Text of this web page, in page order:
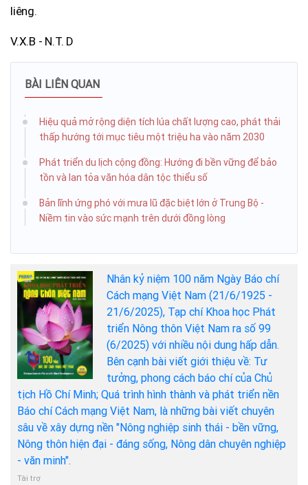
liêng.
V.X.B - N.T. D
BÀI LIÊN QUAN
Hiệu quả mở rộng diện tích lúa chất lượng cao, phát thải
thấp hướng tới mục tiêu một triệu ha vào năm 2030
Phát triển du lịch cộng đồng: Hướng đi bền vững để bảo
tồn và lan tỏa văn hóa dân tộc thiểu số
Bản lĩnh ứng phó với mưa lũ đặc biệt lớn ở Trung Bộ -
Niềm tin vào sức mạnh trên dưới đồng lòng
Nhân kỷ niệm 100 năm Ngày Báo chí
Cách mạng Việt Nam (21/6/1925 -
21/6/2025), Tạp chí Khoa học Phát
triển Nông thôn Việt Nam ra số 99
(6/2025) với nhiều nội dung hấp dẫn.
Bên cạnh bài viết giới thiệu về: Tư
tưởng, phong cách báo chí của Chủ
tịch Hồ Chí Minh; Quá trình hình thành và phát triển nền
Báo chí Cách mạng Việt Nam, là những bài viết chuyên
sâu về xây dựng nền "Nông nghiệp sinh thái - bền vững,
Nông thôn hiện đại - đáng sống, Nông dân chuyên nghiệp
- văn minh".
Tài trợ